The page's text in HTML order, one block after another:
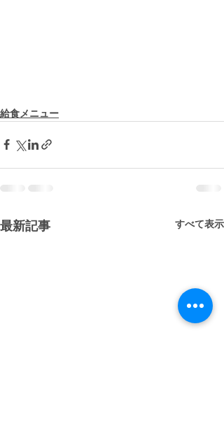
給食メニュー
最新記事 すべて表示